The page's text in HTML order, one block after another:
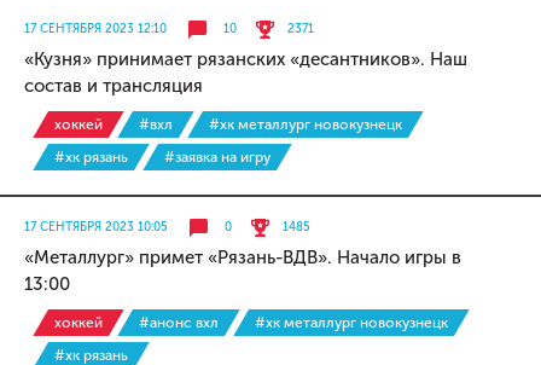
17 СЕНТЯБРЯ 2023 12:10 10 2371
«Кузня» принимает рязанских «десантников». Наш
состав и трансляция
хоккей #вхл
#хк металлург новокузнецк
#хк рязань
#заявка на игру
17 СЕНТЯБРЯ 2023 10:05 0 1485
«Металлург» примет «Рязань-ВДВ». Начало игры в
13:00
хоккей #анонс вхл
#хк металлург новокузнецк
#хк рязань